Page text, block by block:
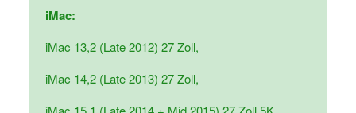
iMac:
iMac 13,2 (Late 2012) 27 Zoll,
iMac 14,2 (Late 2013) 27 Zoll,